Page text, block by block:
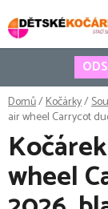
na
obsah
Domů/Kočárky/
air wheel Carrycot
wheel